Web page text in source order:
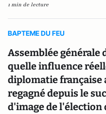
1 min de lecture
BAPTEME DU FEU
Assemblée générale
quelle influence
diplomatie française
regagné depuis le
d'image de l'élection